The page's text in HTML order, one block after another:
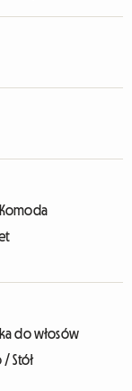
do włosów
/ Stół